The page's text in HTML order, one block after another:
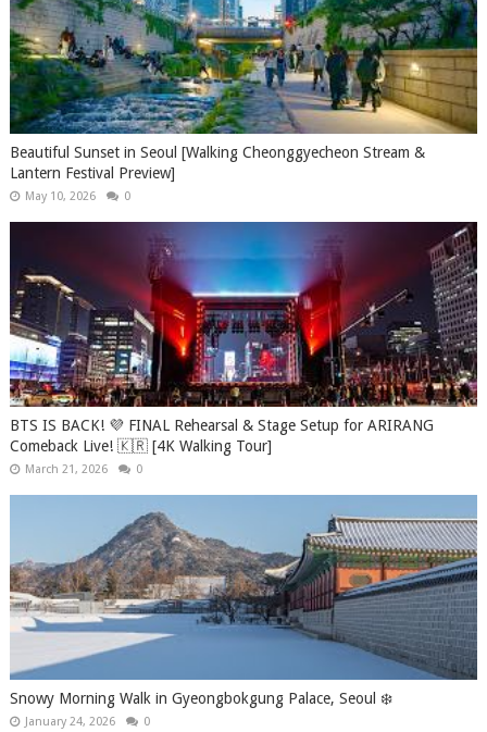
Beautiful Sunset in Seoul [Walking Cheonggyecheon Stream &
Lantern Festival Preview]
May 10, 2026 0
BTS IS BACK! 💜 FINAL Rehearsal & Stage Setup for ARIRANG
Comeback Live! 🇰🇷 [4K Walking Tour]
March 21, 2026 0
Snowy Morning Walk in Gyeongbokgung Palace, Seoul ❄️
January 24, 2026 0